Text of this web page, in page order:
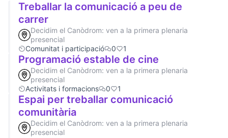
Treballar la comunicació a peu de
carrer
Decidim el Canòdrom: ven a la primera plenaria
presencial
Comunitat i participació
0 1
Programació estable de cine
Decidim el Canòdrom: ven a la primera plenaria
presencial
Activitats i formacions
0 1
Espai per treballar comunicació
comunitària
Decidim el Canòdrom: ven a la primera plenaria
presencial